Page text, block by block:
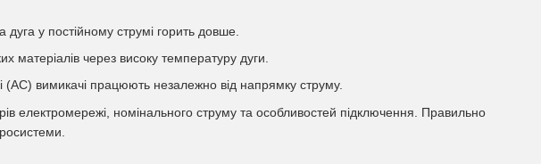
дуга у постійному струмі горить довше.
матеріалів через високу температуру дуги.
(AC) вимикачі працюють незалежно від напрямку струму.
електромережі, номінального струму та особливостей підключення. Правильно